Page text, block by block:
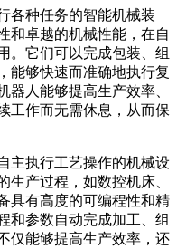
各种任务的智能机械装
和卓越的机械性能，在自
。它们可以完成包装、组
能够快速而准确地执行复
器人能够提高生产效率、
工作而无需休息，从而保
主执行工艺操作的机械设
生产过程，如数控机床、
具有高度的可编程性和精
和参数自动完成加工、组
仅能够提高生产效率，还